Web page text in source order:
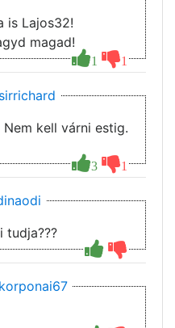
1 1
is Lajos32!
magad!
sirrichard
3 1
kell várni estig.
tudja???
korponai67